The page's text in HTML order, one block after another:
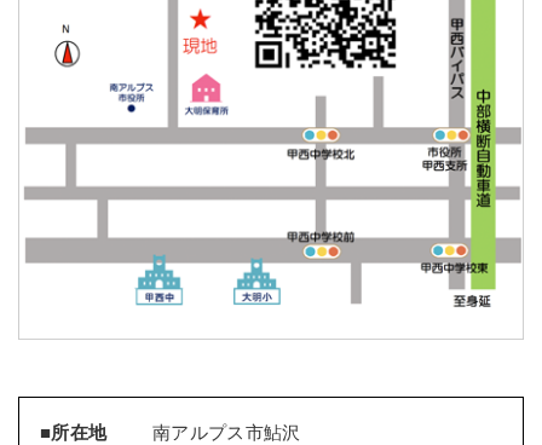
■所在地
南アルプス市鮎沢